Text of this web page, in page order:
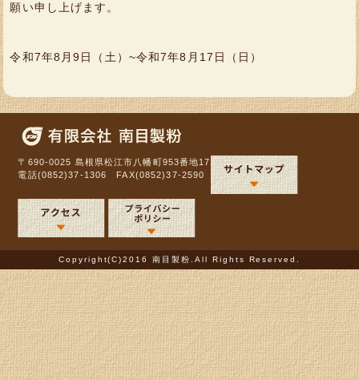
願い申し上げます。
令和7年8月9日（土）~令和7年8月17日（日）
〒690-0025 島根県松江市八幡町953番地17
電話(0852)37-1306 FAX(0852)37-2590
Copyright(C)2016 南目製粉.All Rights Reserved.